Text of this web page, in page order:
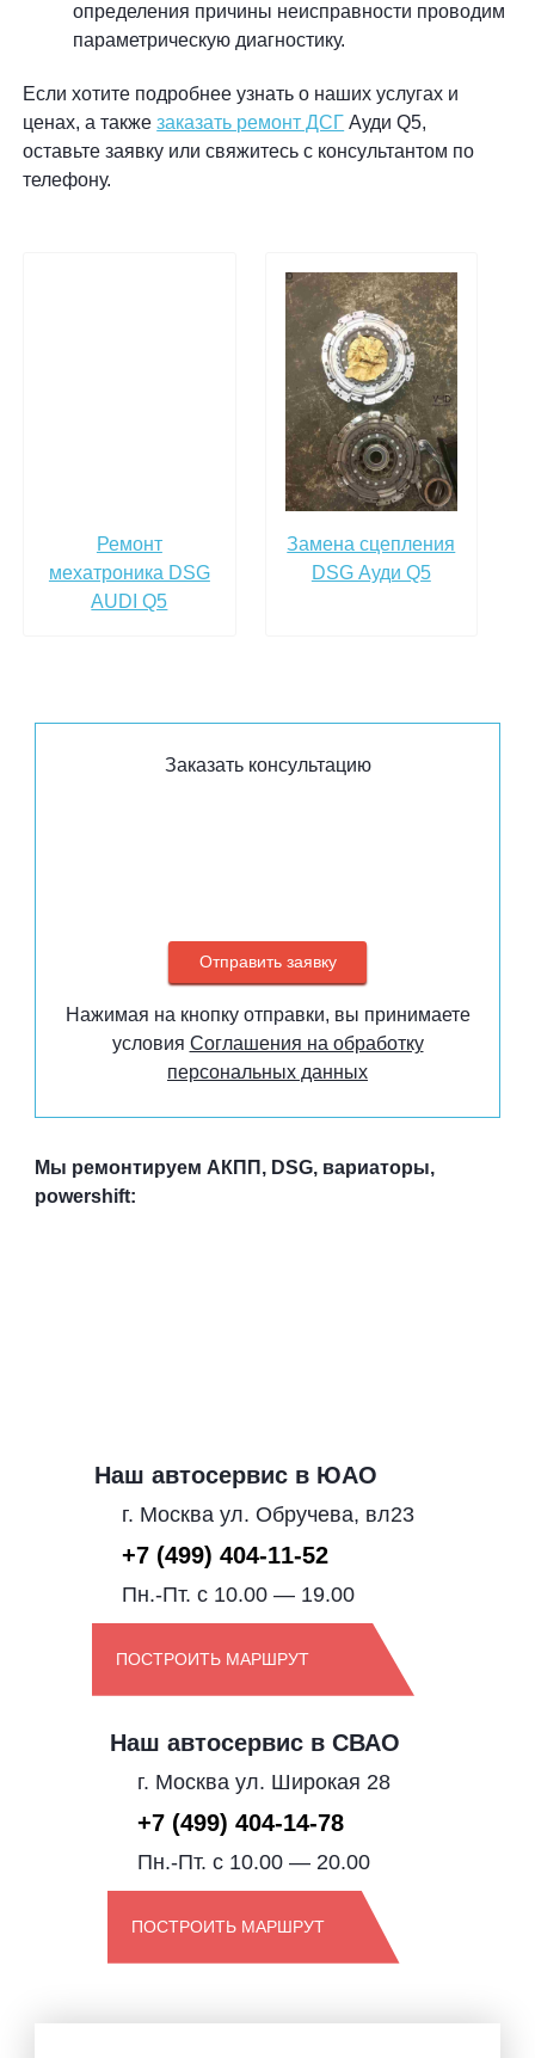
определения причины неисправности проводим
параметрическую диагностику.
Если хотите подробнее узнать о наших услугах и
ценах, а такжезаказать ремонт ДСГ Ауди Q5,
оставьте заявку или свяжитесь с консультантом по
телефону.
Ремонт
мехатроника DSG
AUDI Q5
Замена сцепления
DSG Ауди Q5
Заказать консультацию
Нажимая на кнопку отправки, вы принимаете
условия Соглашения на обработку
персональных данных
Мы ремонтируем АКПП, DSG, вариаторы,
powershift:
Наш автосервис в ЮАО
г. Москва ул. Обручева, вл23
+7 (499) 404-11-52
Пн.-Пт. с 10.00 — 19.00
ПОСТРОИТЬ МАРШРУТ
Наш автосервис в СВАО
г. Москва ул. Широкая 28
+7 (499) 404-14-78
Пн.-Пт. с 10.00 — 20.00
ПОСТРОИТЬ МАРШРУТ